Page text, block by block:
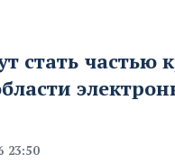
стать частью
23:50